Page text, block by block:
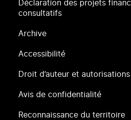
Déclaration des projets
consultatifs
Archive
Accessibilité
Droit d’auteur et autorisations
Avis de confidentialité
Reconnaissance du territoire